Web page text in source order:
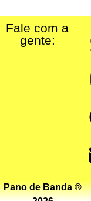
Fale com a
gente:
Pano de Banda ®